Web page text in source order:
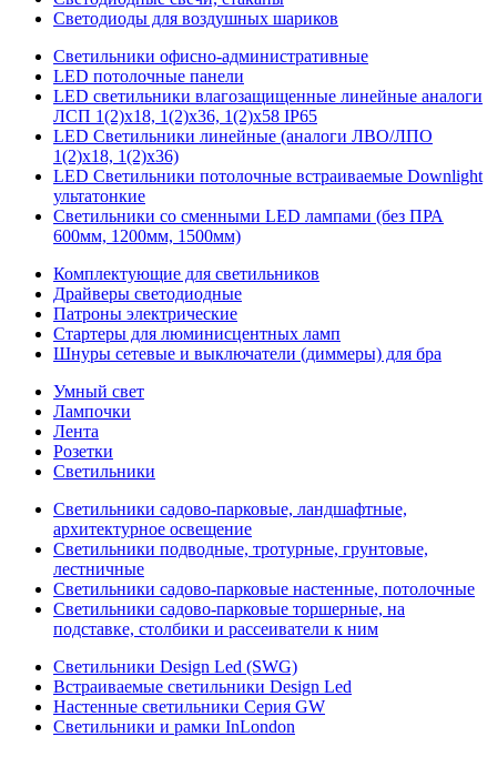
Светодиоды для воздушных шариков
Светильники офисно-административные
LED потолочные панели
LED светильники влагозащищенные линейные аналоги
ЛСП 1(2)х18, 1(2)х36, 1(2)х58 IP65
LED Светильники линейные (аналоги ЛВО/ЛПО
1(2)х18, 1(2)х36)
LED Светильники потолочные встраиваемые Downlight
ультатонкие
Светильники со сменными LED лампами (без ПРА
600мм, 1200мм, 1500мм)
Комплектующие для светильников
Драйверы светодиодные
Патроны электрические
Стартеры для люминисцентных ламп
Шнуры сетевые и выключатели (диммеры) для бра
Умный свет
Лампочки
Лента
Розетки
Светильники
Светильники садово-парковые, ландшафтные,
архитектурное освещение
Светильники подводные, тротурные, грунтовые,
лестничные
Светильники садово-парковые настенные, потолочные
Светильники садово-парковые торшерные, на
подставке, столбики и рассеиватели к ним
Светильники Design Led (SWG)
Встраиваемые светильники Design Led
Настенные светильники Серия GW
Светильники и рамки InLondon